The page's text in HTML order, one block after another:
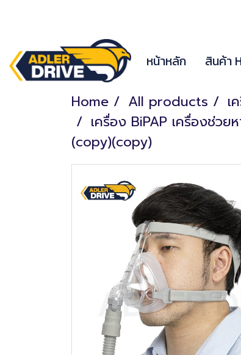
หน้าหลัก สินค้า
Home All products
เ
เครื่อง BiPAP เครื่องช่ว
(copy)(copy)